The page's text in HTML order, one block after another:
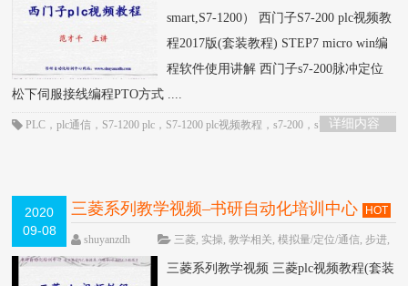
smart,S7-1200） 西门子S7-200 plc视频教
程2017版(套装教程) STEP7 micro win编
程软件使用讲解 西门子s7-200脉冲定位
松下伺服接线编程PTO方式 ....
详细内容
PLC ，plc通信 ， S7-1200 plc ， S7-1200 plc视频教程 ，s7-200 ，s7-200 plc，S7-
2020
09-08
三菱系列教学视频–书研自动化培训中心 HOT
shuyanzdh 三菱, 实操,教学相关,模拟量/定位/通信,步进,
高级教程
围观4503次
三菱系列教学视频 三菱plc视频教程(套装